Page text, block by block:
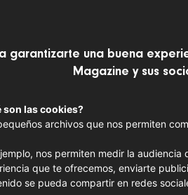
garantizarte una buena
Magazine y sus
son las cookies?
archivos que nos permiten
nos permiten medir la
que te ofrecemos, enviarte
se pueda compartir en redes